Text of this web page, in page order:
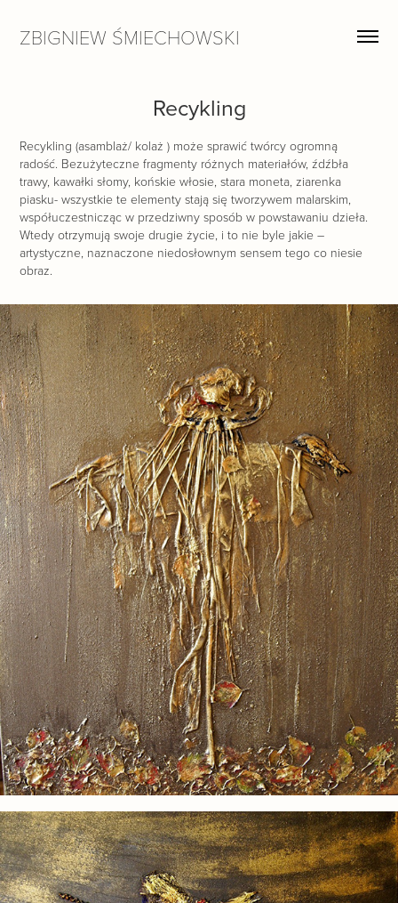
ZBIGNIEW ŚMIECHOWSKI
Recykling
Recykling (asamblaż/ kolaż ) może sprawić twórcy ogromną
radość. Bezużyteczne fragmenty różnych materiałów, źdźbła
trawy, kawałki słomy, końskie włosie, stara moneta, ziarenka
piasku- wszystkie te elementy stają się tworzywem malarskim,
współuczestnicząc w przedziwny sposób w powstawaniu dzieła.
Wtedy otrzymują swoje drugie życie, i to nie byle jakie –
artystyczne, naznaczone niedosłownym sensem tego co niesie
obraz.